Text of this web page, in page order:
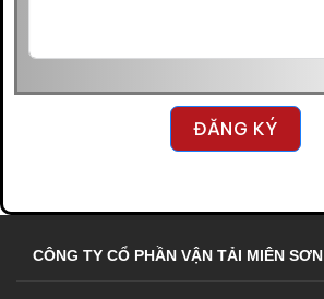
ĐĂNG KÝ
CÔNG TY CỔ PHẦN VẬN TẢI MIÊN